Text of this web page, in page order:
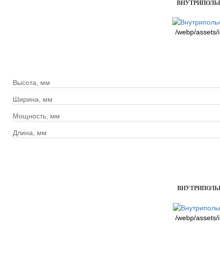
/webp/
Высота, мм
Ширина, мм
Мощность, мм
Длина, мм
/webp/